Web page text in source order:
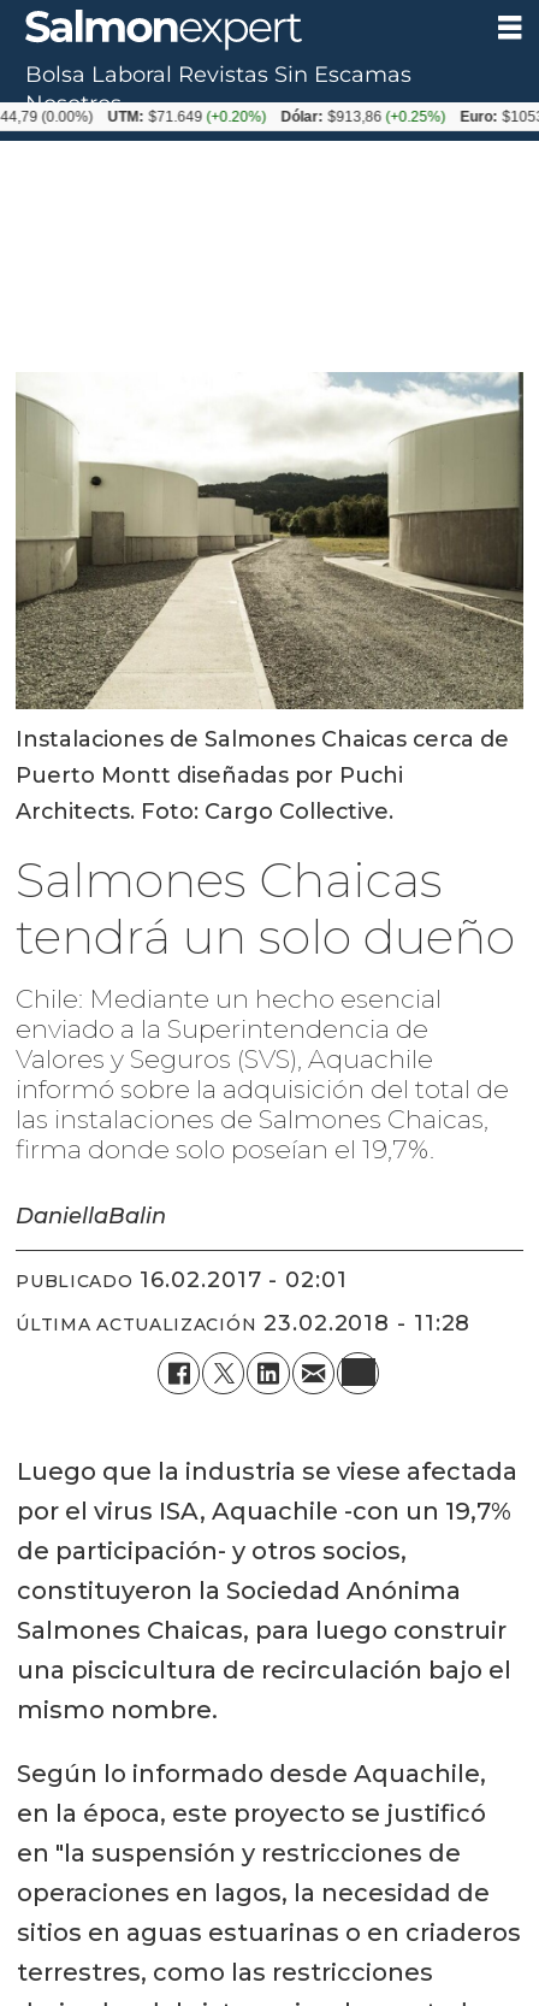
Instalaciones de Salmones Chaicas cerca de
Puerto Montt diseñadas por Puchi
Architects. Foto: Cargo Collective.
Salmones Chaicas
tendrá un solo dueño
Chile: Mediante un hecho esencial
enviado a la Superintendencia de
Valores y Seguros (SVS), Aquachile
informó sobre la adquisición del total de
las instalaciones de Salmones Chaicas,
firma donde solo poseían el 19,7%.
DaniellaBalin
PUBLICADO 16.02.2017 - 02:01
ÚLTIMA ACTUALIZACIÓN 23.02.2018 - 11:28
Luego que la industria se viese afectada
por el virus ISA, Aquachile -con un 19,7%
de participación- y otros socios,
constituyeron la Sociedad Anónima
Salmones Chaicas, para luego construir
una piscicultura de recirculación bajo el
mismo nombre.
Según lo informado desde Aquachile,
en la época, este proyecto se justificó
en "la suspensión y restricciones de
operaciones en lagos, la necesidad de
sitios en aguas estuarinas o en criaderos
terrestres, como las restricciones
Bolsa Laboral Revistas Sin Escamas
Nosotros
UTM: $71.649(+0.20%) Dólar: $913,86(+0.25%) Euro: $1053,08(-